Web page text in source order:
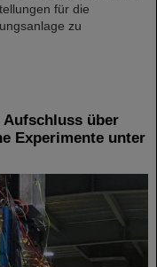
für die
zu
Aufschluss über
Experimente unter